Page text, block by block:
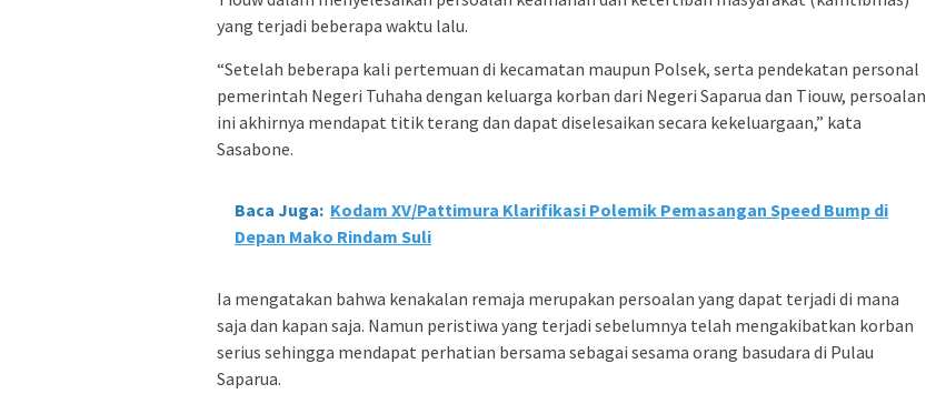
yang terjadi beberapa waktu lalu.
“Setelah beberapa kali pertemuan di kecamatan maupun Polsek, serta pendekatan personal
pemerintah Negeri Tuhaha dengan keluarga korban dari Negeri Saparua dan Tiouw, persoalan
ini akhirnya mendapat titik terang dan dapat diselesaikan secara kekeluargaan,” kata
Sasabone.
Baca Juga: Kodam XV/Pattimura Klarifikasi Polemik Pemasangan Speed Bump di
Depan Mako Rindam Suli
Ia mengatakan bahwa kenakalan remaja merupakan persoalan yang dapat terjadi di mana
saja dan kapan saja. Namun peristiwa yang terjadi sebelumnya telah mengakibatkan korban
serius sehingga mendapat perhatian bersama sebagai sesama orang basudara di Pulau
Saparua.